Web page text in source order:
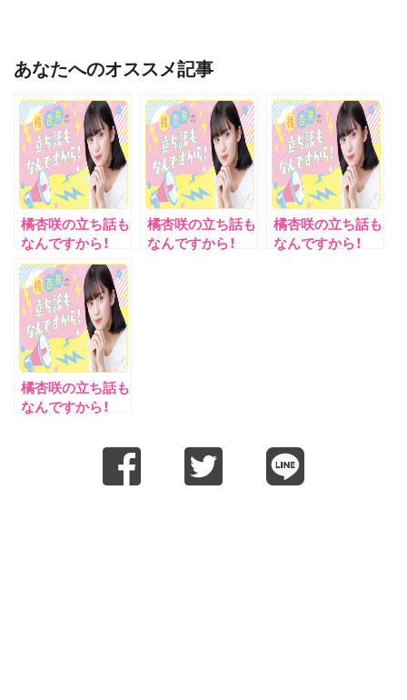
あなたへのオススメ記事
橘杏咲の立ち話も
なんですから！
第６回
橘杏咲の立ち話も
なんですから！
橘杏咲の立ち話も
なんですから！
橘杏咲の立ち話も
なんですから！